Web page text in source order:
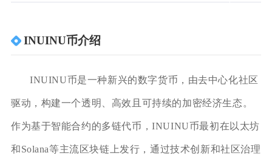
INUINU币介绍
INUINU币是一种新兴的数字货币，由去中心化社区
驱动，构建一个透明、高效且可持续的加密经济生态。
作为基于智能合约的多链代币，INUINU币最初在以太坊
和Solana等主流区块链上发行，通过技术创新和社区治理